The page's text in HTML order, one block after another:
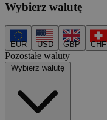
Wybierz walutę
EUR USD GBP CHF
Pozostałe waluty
Wybierz walutę